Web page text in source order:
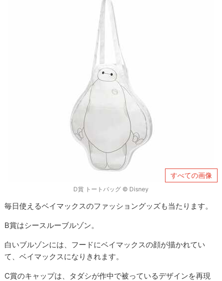
すべての画像
D賞 トートバッグ © Disney
毎日使えるベイマックスのファッショングッズも当たります。
B賞はシースルーブルゾン。
白いブルゾンには、フードにベイマックスの顔が描かれてい
て、ベイマックスになりきれます。
C賞のキャップは、タダシが作中で被っているデザインを再現